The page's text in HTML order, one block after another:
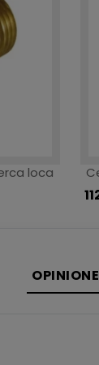
loca